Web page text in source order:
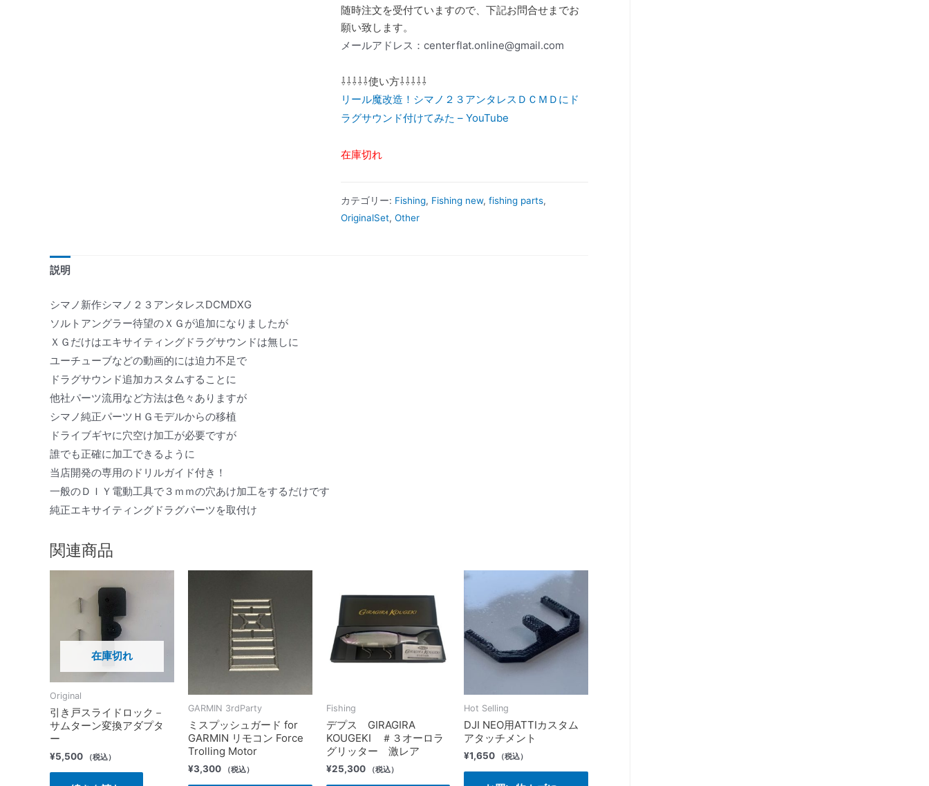
随時注文を受付ていますので、下記お問合せまでお
願い致します。
メールアドレス：centerflat.online@gmail.com
⇩⇩⇩⇩⇩使い方⇩⇩⇩⇩⇩
リール魔改造！シマノ２３アンタレスＤＣＭＤにド
ラグサウンド付けてみた – YouTube
在庫切れ
カテゴリー: Fishing, Fishing new, fishing parts,
OriginalSet, Other
説明
シマノ新作シマノ２３アンタレスDCMDXG
ソルトアングラー待望のＸＧが追加になりましたが
ＸＧだけはエキサイティングドラグサウンドは無しに
ユーチューブなどの動画的には迫力不足で
ドラグサウンド追加カスタムすることに
他社パーツ流用など方法は色々ありますが
シマノ純正パーツＨＧモデルからの移植
ドライブギヤに穴空け加工が必要ですが
誰でも正確に加工できるように
当店開発の専用のドリルガイド付き！
一般のＤＩＹ電動工具で３ｍｍの穴あけ加工をするだけです
純正エキサイティングドラグパーツを取付け
関連商品
在庫切れ
Original
引き戸スライドロック－
サムターン変換アダプタ
ー
¥5,500 （税込）
GARMIN 3rdParty
ミスプッシュガード for
GARMIN リモコン Force
Trolling Motor
¥3,300 （税込）
Fishing
デプス GIRAGIRA
KOUGEKI ＃３オーロラ
グリッター 激レア
¥25,300 （税込）
Hot Selling
DJI NEO用ATTIカスタム
アタッチメント
¥1,650 （税込）